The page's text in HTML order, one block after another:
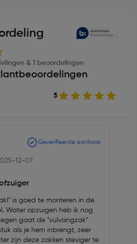
& 1 beoordelingen
5
Geverifieerde aankoop
12-07
is goed te monteren in de
Water opzuigen heb ik nog
als je hem inbrengt, zeer
zijn deze zakken steviger te